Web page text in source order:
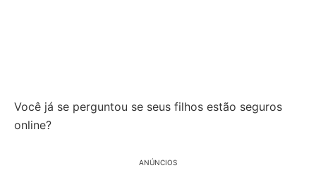
Você já se perguntou se seus filhos estão seguros
online?
ANÚNCIOS